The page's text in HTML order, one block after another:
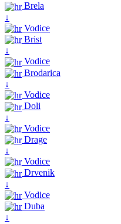
Brela
↓
Vodice
Brist
↓
Vodice
Brodarica
↓
Vodice
Doli
↓
Vodice
Drage
↓
Vodice
Drvenik
↓
Vodice
Duba
↓